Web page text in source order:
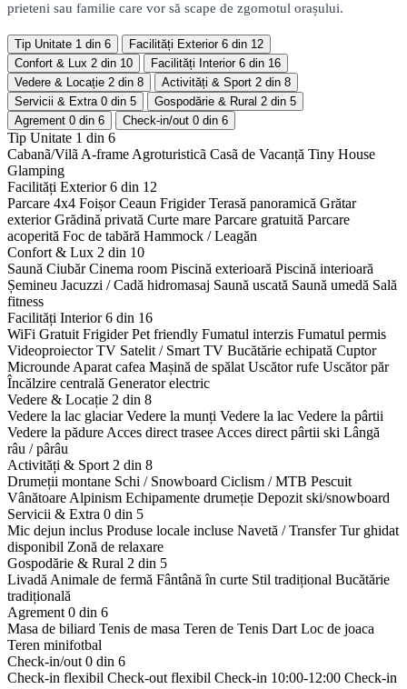
prieteni sau familie care vor să scape de zgomotul orașului.
Tip Unitate 1 din 6 Facilități Exterior 6 din 12
Confort & Lux 2 din 10 Facilități Interior 6 din 16
Vedere & Locație 2 din 8 Activități & Sport 2 din 8
Servicii & Extra 0 din 5 Gospodărie & Rural 2 din 5
Agrement 0 din 6 Check-in/out 0 din 6
Tip Unitate 1 din 6
Cabanã/Vilã A-frame Agroturisticã Casã de Vacanță Tiny House
Glamping
Facilități Exterior6 din 12
Parcare 4x4 Foișor Ceaun Frigider Terasă panoramică Grătar
exterior Grădină privată Curte mare Parcare gratuită Parcare
acoperită Foc de tabără Hammock / Leagăn
Confort & Lux 2 din 10
Saună Ciubăr Cinema room Piscină exterioară Piscină interioară
Șemineu Jacuzzi / Cadă hidromasaj Saună uscată Saună umedă Sală
fitness
Facilități Interior6 din 16
WiFi Gratuit Frigider Pet friendly Fumatul interzis Fumatul permis
Videoproiector TV Satelit / Smart TV Bucătărie echipată Cuptor
Microunde Aparat cafea Mașină de spălat Uscător rufe Uscător păr
Încălzire centrală Generator electric
Vedere & Locație 2 din 8
Vedere la lac glaciar Vedere la munți Vedere la lac Vedere la pârtii
Vedere la pădure Acces direct trasee Acces direct pârtii ski Lângă
râu / pârâu
Activități & Sport 2 din 8
Drumeții montane Schi / Snowboard Ciclism / MTB Pescuit
Vânătoare Alpinism Echipamente drumeție Depozit ski/snowboard
Servicii & Extra 0 din 5
Mic dejun inclus Produse locale incluse Navetă / Transfer Tur ghidat
disponibil Zonă de relaxare
Gospodărie & Rural 2 din 5
Livadă Animale de fermă Fântână în curte Stil tradițional Bucătărie
tradițională
Agrement 0 din 6
Masa de biliard Tenis de masa Teren de Tenis Dart Loc de joaca
Teren minifotbal
Check-in/out 0 din 6
Check-in flexibil Check-out flexibil Check-in 10:00-12:00 Check-in